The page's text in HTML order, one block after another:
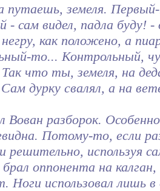
путаешь, земеля.
- сам видел, падла буду!
как положено, а
то... Контрольный,
Так что ты, земеля, на
дурку свалял, а на
Вован разборок.
Потому-то, если
решительно, используя
оппонента на
Ноги использовал лишь